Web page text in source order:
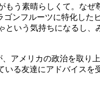
う素晴らしくて。な
ンフルーツに特化し
いう気持ちになるし
アメリカの政治を取り
る友達にアドバイス